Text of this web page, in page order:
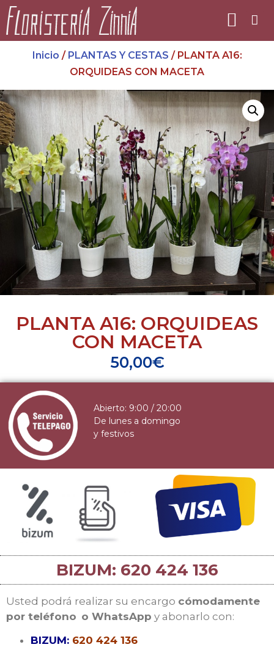
Inicio / PLANTAS Y CESTAS / PLANTA A16:
ORQUIDEAS CON MACETA
PLANTA A16: ORQUIDEAS
CON MACETA
50,00€
Abierto: 9:00 / 20:00
De lunes a domingo
y festivos
BIZUM: 620 424 136
Usted podrá realizar su encargo cómodamente
por teléfono o WhatsApp y abonarlo con:
BIZUM: 620 424 136